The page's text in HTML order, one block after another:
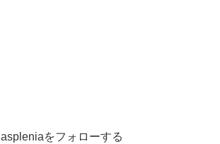
aspleniaをフォローする